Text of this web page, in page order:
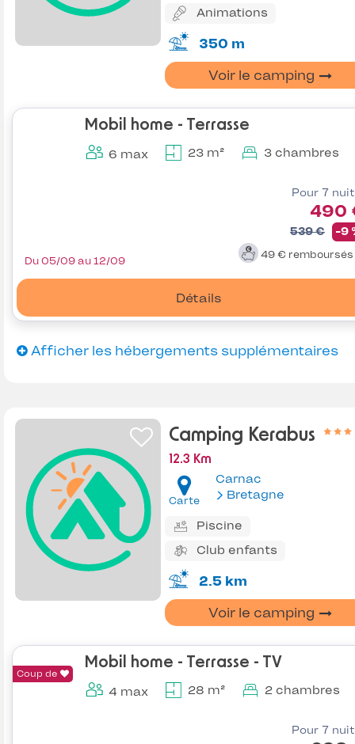
Animations
350 m
Voir le camping
Mobil home - Terrasse
6 max 23 m² 3 chambres
Pour 7
490
539 € -9
49 € remboursés
Détails
Du 05/09 au 12/09
Afficher les hébergements supplémentaires
Camping Kerabus
12.3 Km
Carte
Carnac
Bretagne
Piscine
Club enfants
2.5 km
Voir le camping
Coup de
Mobil home - Terrasse - TV
4 max 28 m² 2 chambres
Pour 7